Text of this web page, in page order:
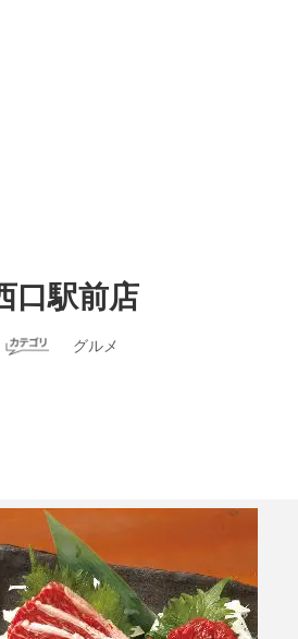
口駅前店
グルメ